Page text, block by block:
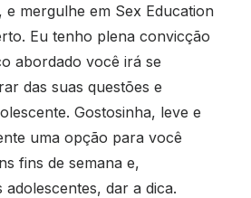
e mergulhe em Sex Education
Eu tenho plena convicção
abordado você irá se
das suas questões e
Gostosinha, leve e
uma opção para você
fins de semana e,
dar a dica.